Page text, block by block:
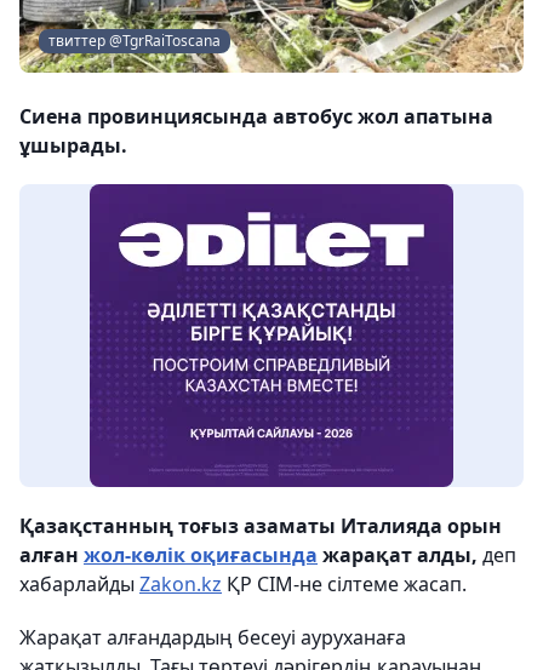
твиттер @TgrRaiToscana
Сиена провинциясында автобус жол апатына
ұшырады.
Қазақстанның тоғыз азаматы Италияда орын
алған жол-көлік оқиғасында жарақат алды, деп
хабарлайды Zakon.kz ҚР СІМ-не сілтеме жасап.
Жарақат алғандардың бесеуі ауруханаға